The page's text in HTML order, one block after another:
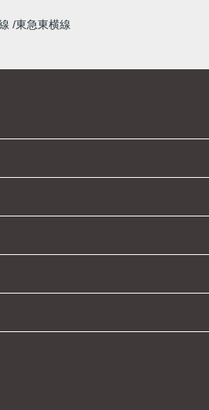
東急東横線